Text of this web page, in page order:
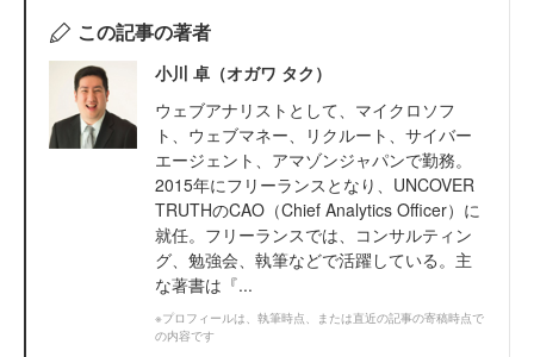
この記事の著者
小川 卓（オガワ タク）
ウェブアナリストとして、マイクロソフ
ト、ウェブマネー、リクルート、サイバー
エージェント、アマゾンジャパンで勤務。
2015年にフリーランスとなり、UNCOVER
TRUTHのCAO（Chief Analytics Officer）に
就任。フリーランスでは、コンサルティン
グ、勉強会、執筆などで活躍している。主
な著書は『...
※プロフィールは、執筆時点、または直近の記事の寄稿時点で
の内容です